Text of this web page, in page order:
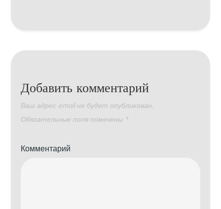
Добавить комментарий
Ваш адрес email не будет опубликован.
Обязательные поля помечены *
Комментарий